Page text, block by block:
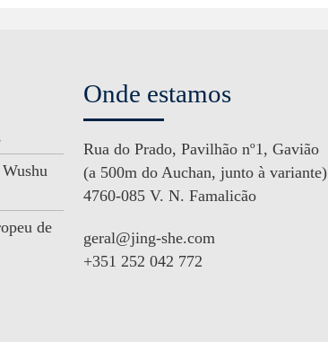
de
Onde estamos
Rua do Prado, Pavilhão nº1, Gavião
(a 500m do Auchan, junto à variante)
4760-085 V. N. Famalicão
geral@jing-she.com
+351 252 042 772